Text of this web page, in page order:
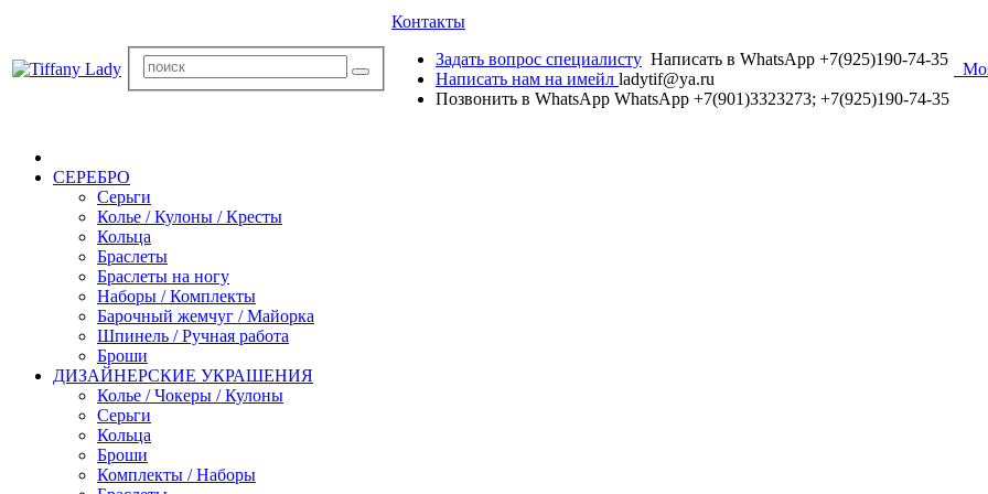
Контакты
Задать вопрос специалисту Написать в WhatsApp +7(925)190-74-35
Написать нам на имейл ladytif@ya.ru
Позвонить в WhatsApp WhatsApp +7(901)3323273; +7(925)190-74-35
СЕРЕБРО
Серьги
Колье / Кулоны / Кресты
Кольца
Браслеты
Браслеты на ногу
Наборы / Комплекты
Барочный жемчуг / Майорка
Шпинель / Ручная работа
Броши
ДИЗАЙНЕРСКИЕ УКРАШЕНИЯ
Колье / Чокеры / Кулоны
Серьги
Кольца
Броши
Комплекты / Наборы